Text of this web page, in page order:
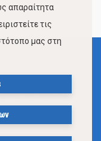
Δεδομένων
απαραίτητα
τις
μας στη